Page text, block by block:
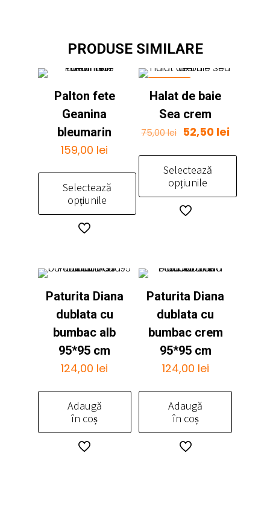
PRODUSE SIMILARE
Palton fete
Geanina
bleumarin
159,00 lei
Selectează
opțiunile
Acest
mai
variații.
Opțiunile
pot
alese
în
produsului.
Halat de baie
Sea crem
75,00lei Prețul
a
fost:
75,00 lei.
52,50 lei
este:
Selectează
opțiunile
Acest
multe
Opțiunile
pot
alese
în
pagina
Paturita Diana
dublata cu
bumbac alb
95*95 cm
124,00 lei
Adaugă
în coș
Paturita Diana
dublata cu
bumbac crem
95*95 cm
124,00 lei
Adaugă
în coș